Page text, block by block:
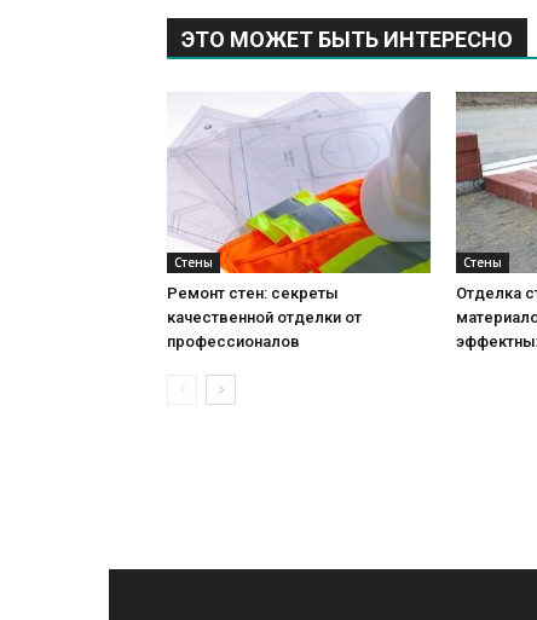
ЭТО МОЖЕТ БЫТЬ ИНТЕРЕСНО
Стены
Ремонт стен: секреты
качественной отделки от
профессионалов
Стены
Отделка